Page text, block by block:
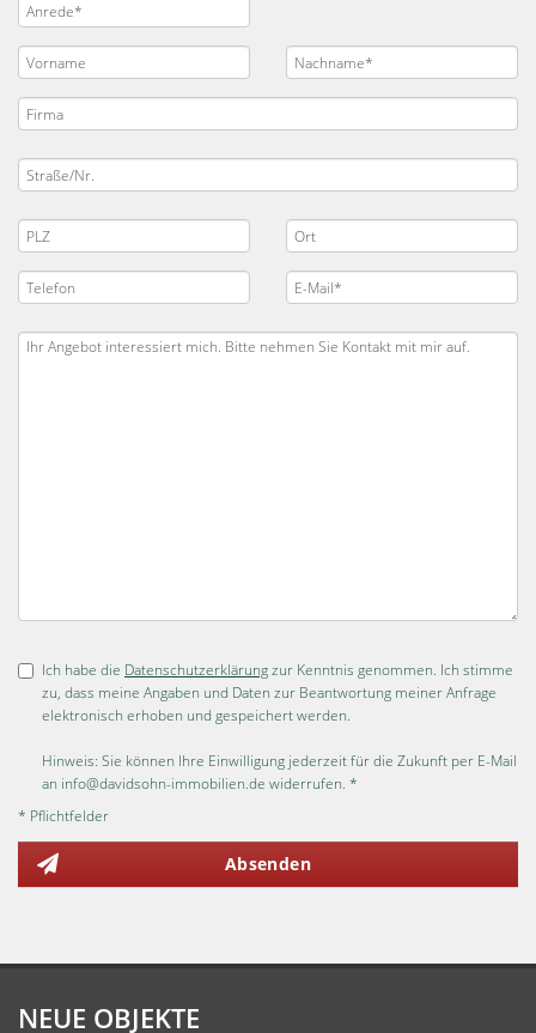
Ich habe die Datenschutzerklärungzur Kenntnis genommen. Ich stimme
zu, dass meine Angaben und Daten zur Beantwortung meiner Anfrage
elektronisch erhoben und gespeichert werden.
Hinweis: Sie können Ihre Einwilligung jederzeit für die Zukunft per E-Mail
an info@davidsohn-immobilien.de widerrufen. *
* Pflichtfelder
Absenden
NEUE OBJEKTE